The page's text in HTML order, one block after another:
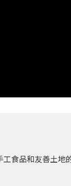
食品和友善土地